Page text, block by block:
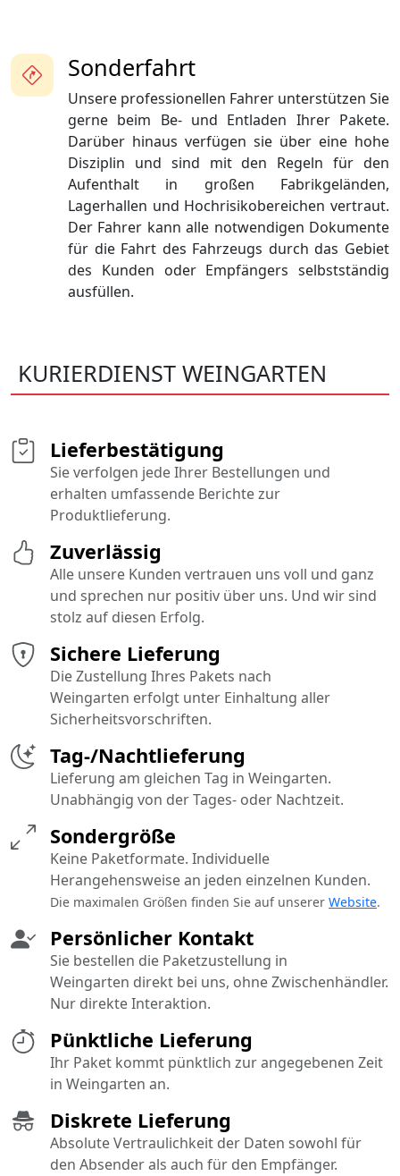
Sonderfahrt
Unsere professionellen Fahrer unterstützen Sie
gerne beim Be- und Entladen Ihrer Pakete.
Darüber hinaus verfügen sie über eine hohe
Disziplin und sind mit den Regeln für den
Aufenthalt in großen Fabrikgeländen,
Lagerhallen und Hochrisikobereichen vertraut.
Der Fahrer kann alle notwendigen Dokumente
für die Fahrt des Fahrzeugs durch das Gebiet
des Kunden oder Empfängers selbstständig
ausfüllen.
KURIERDIENST WEINGARTEN
Pünktliche Lieferung
Ihr Paket kommt pünktlich zur angegebenen Zeit
in Weingarten an.
Sichere Lieferung
Die Zustellung Ihres Pakets nach
Weingarten erfolgt unter Einhaltung aller
Sicherheitsvorschriften.
Diskrete Lieferung
Absolute Vertraulichkeit der Daten sowohl für
den Absender als auch für den Empfänger.
Tag-/Nachtlieferung
Lieferung am gleichen Tag in Weingarten.
Unabhängig von der Tages- oder Nachtzeit.
Persönlicher Kontakt
Sie bestellen die Paketzustellung in
Weingarten direkt bei uns, ohne Zwischenhändler.
Nur direkte Interaktion.
Sondergröße
Keine Paketformate. Individuelle
Herangehensweise an jeden einzelnen Kunden.
Die maximalen Größen finden Sie auf unserer Website.
Lieferbestätigung
Sie verfolgen jede Ihrer Bestellungen und
erhalten umfassende Berichte zur
Produktlieferung.
Zuverlässig
Alle unsere Kunden vertrauen uns voll und ganz
und sprechen nur positiv über uns. Und wir sind
stolz auf diesen Erfolg.